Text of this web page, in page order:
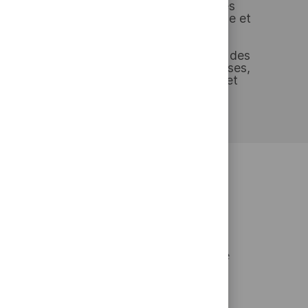
ses
la
à nos
sur «
du
sera
Thales, c’est explorer les formidables
du Big Data, de l’intelligence artificielle et
avec des start-ups, des PME, des
ou privés, d’autres grandes entreprises,
d’innovation particulièrement riche et
plus durable
pour relever les grands défis de